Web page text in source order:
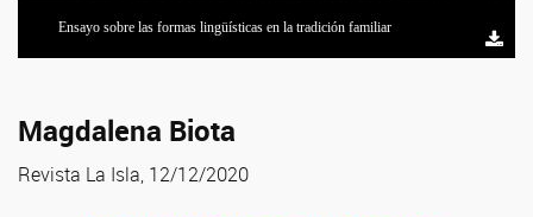
Ensayo sobre las formas lingüísticas en la tradición familiar
Magdalena Biota
Revista La Isla, 12/12/2020